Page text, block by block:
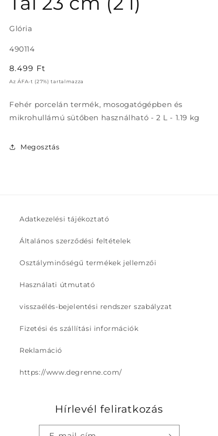
Glória
Termékváltozat:
490114
Normál
ár
8.499 Ft
Az ÁFA-t (27%) tartalmazza
Fehér porcelán termék, mosogatógépben és
mikrohullámú sütőben használható - 2 L - 1.19 kg
Megosztás
Adatkezelési tájékoztató
Általános szerződési feltételek
Osztályminőségű termékek jellemzői
Használati útmutató
visszaélés-bejelentési rendszer szabályzat
Fizetési és szállítási információk
Reklamáció
https://www.degrenne.com/
Hírlevél feliratkozás